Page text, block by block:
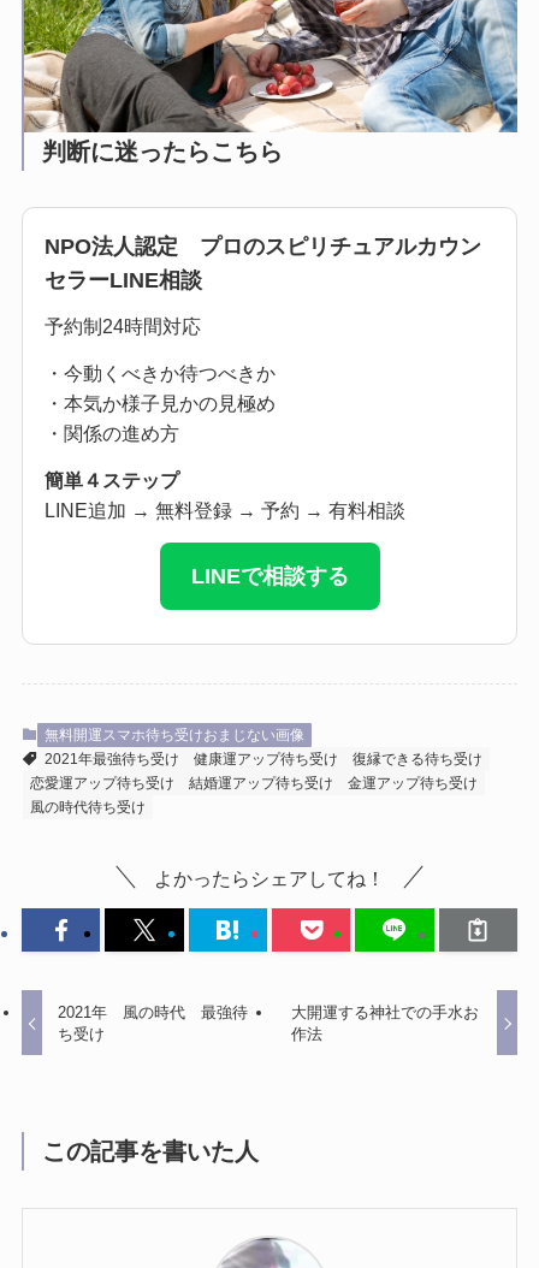
判断に迷ったらこちら
NPO法人認定 プロのスピリチュアルカウン
セラーLINE相談
予約制24時間対応
・今動くべきか待つべきか
・本気か様子見かの見極め
・関係の進め方
簡単４ステップ
LINE追加 → 無料登録 → 予約 → 有料相談
LINEで相談する
無料開運スマホ待ち受けおまじない画像
2021年最強待ち受け
健康運アップ待ち受け
復縁できる待ち受け
恋愛運アップ待ち受け
結婚運アップ待ち受け
金運アップ待ち受け
風の時代待ち受け
よかったらシェアしてね！
2021年 風の時代 最強待
ち受け
大開運する神社での手水お
作法
この記事を書いた人